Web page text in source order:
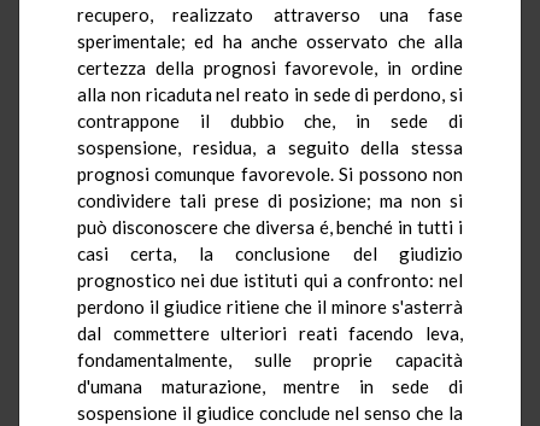
recupero, realizzato attraverso una fase
sperimentale; ed ha anche osservato che alla
certezza della prognosi favorevole, in ordine
alla non ricaduta nel reato in sede di perdono, si
contrappone il dubbio che, in sede di
sospensione, residua, a seguito della stessa
prognosi comunque favorevole. Si possono non
condividere tali prese di posizione; ma non si
può disconoscere che diversa é, benché in tutti i
casi certa, la conclusione del giudizio
prognostico nei due istituti qui a confronto: nel
perdono il giudice ritiene che il minore s'asterrà
dal commettere ulteriori reati facendo leva,
fondamentalmente, sulle proprie capacità
d'umana maturazione, mentre in sede di
sospensione il giudice conclude nel senso che la